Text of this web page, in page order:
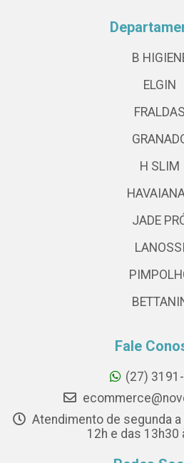
B
ELGIN
FRALDAS
H SLIM
JADE
LANOSSI
Fale
(27)
Atendimento de segunda
12h e das 13h30